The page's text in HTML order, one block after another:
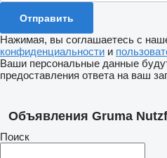
Нажимая, вы соглашаетесь с
конфиденциальности и
Ваши персональные данные
предоставления ответа на ваш
Объявления Gruma
Поиск